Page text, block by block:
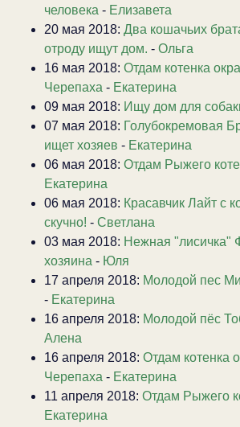
человека - Елизавета
20 мая 2018: Два кошачьих
отроду ищут дом. - Ольга
16 мая 2018: Отдам котенка
Черепаха - Екатерина
09 мая 2018: Ищу дом для
07 мая 2018: Голубокремовая
ищет хозяев - Екатерина
06 мая 2018: Отдам Рыжего
Екатерина
06 мая 2018: Красавчик Лайт с
скучно! - Светлана
03 мая 2018: Нежная "лисичка"
хозяина - Юля
17 апреля 2018: Молодой пес
- Екатерина
16 апреля 2018: Молодой пёс
Алена
16 апреля 2018: Отдам котенка
Черепаха - Екатерина
11 апреля 2018: Отдам Рыжего
Екатерина